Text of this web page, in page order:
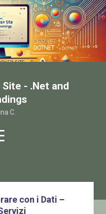
- .Net and
C.
con i Dati –